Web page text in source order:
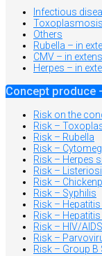
Infectious
Others
Rubella – in
CMV – in
Herpes – in
Concept produce
Risk on the
Risk –
Risk – Rubella
Risk –
Risk – Herpes
Risk –
Risk –
Risk – Syphilis
Risk – Hepatitis
Risk – Hepatitis
Risk – HIV/AIDS
Risk –
Risk – Group